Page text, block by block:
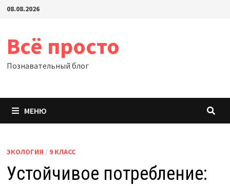
Перейти
08.08.2026
Всё просто
Познавательный блог
МЕНЮ
ЭКОЛОГИЯ / 9 КЛАСС
Устойчивое потребление: